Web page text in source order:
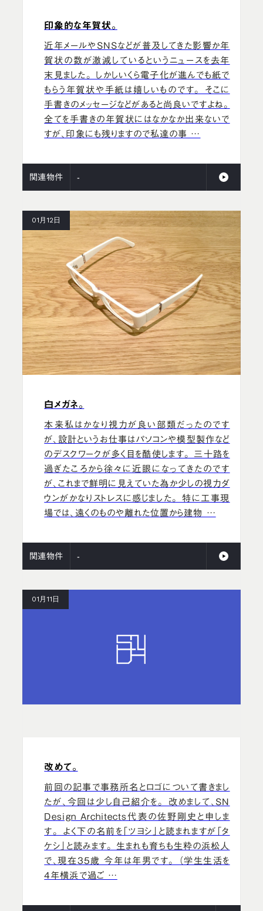
印象的な年賀状。
近年メールやSNSなどが普及してきた影響か年
賀状の数が激減しているというニュースを去年
末見ました。 しかしいくら電子化が進んでも紙で
もらう年賀状や手紙は嬉しいものです。 そこに
手書きのメッセージなどがあると尚良いですよね。
全てを手書きの年賀状にはなかなか出来ないで
すが、印象にも残りますので私達の事 …
関連物件 -
01月12日
白メガネ。
本来私はかなり視力が良い部類だったのです
が、設計というお仕事はパソコンや模型製作など
のデスクワークが多く目を酷使します。 三十路を
過ぎたころから徐々に近眼になってきたのです
が、これまで鮮明に見えていた為か少しの視力ダ
ウンがかなりストレスに感じました。 特に工事現
場では、遠くのものや離れた位置から建物 …
関連物件 -
01月11日
改めて。
前回の記事で事務所名とロゴについて書きまし
たが、今回は少し自己紹介を。 改めまして、SN
Design Architects代表の佐野剛史と申しま
す。 よく下の名前を「ツヨシ」と読まれますが「タ
ケシ」と読みます。 生まれも育ちも生粋の浜松人
で、現在35歳 今年は年男です。 （学生生活を
4年横浜で過ご …